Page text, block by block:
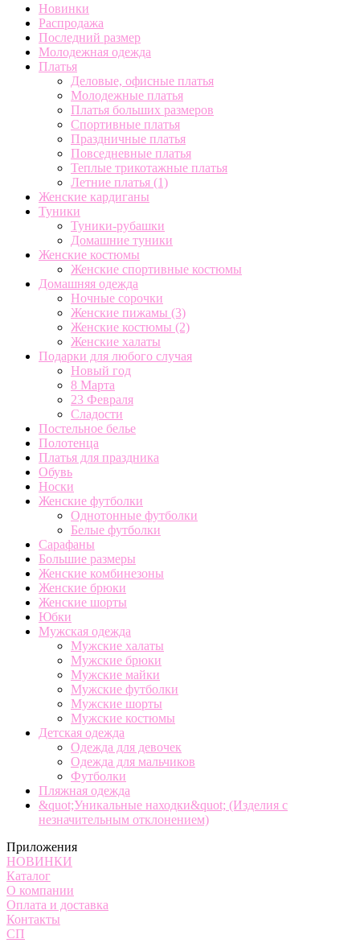
Новинки
Распродажа
Последний размер
Молодежная одежда
Платья
Деловые, офисные платья
Молодежные платья
Платья больших размеров
Спортивные платья
Праздничные платья
Повседневные платья
Теплые трикотажные платья
Летние платья (1)
Женские кардиганы
Туники
Туники-рубашки
Домашние туники
Женские костюмы
Женские спортивные костюмы
Домашняя одежда
Ночные сорочки
Женские пижамы (3)
Женские костюмы (2)
Женские халаты
Подарки для любого случая
Новый год
8 Марта
23 Февраля
Сладости
Постельное белье
Полотенца
Платья для праздника
Обувь
Носки
Женские футболки
Однотонные футболки
Белые футболки
Сарафаны
Большие размеры
Женские комбинезоны
Женские брюки
Женские шорты
Юбки
Мужская одежда
Мужские халаты
Мужские брюки
Мужские майки
Мужские футболки
Мужские шорты
Мужские костюмы
Детская одежда
Одежда для девочек
Одежда для мальчиков
Футболки
Пляжная одежда
&quot;Уникальные находки&quot; (Изделия с
незначительным отклонением)
Приложения
НОВИНКИ
Каталог
О компании
Оплата и доставка
Контакты
СП